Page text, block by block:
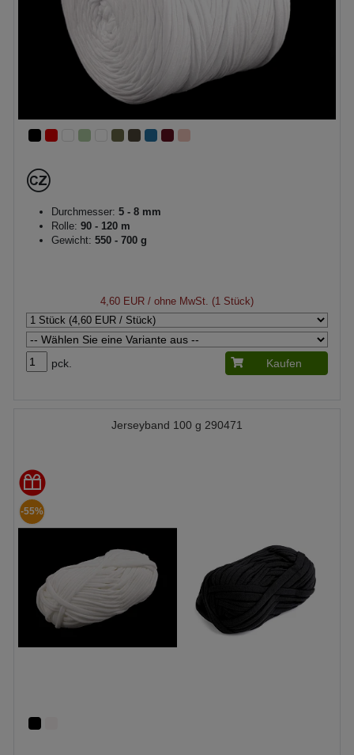
Durchmesser: 5 - 8 mm
Rolle: 90 - 120 m
Gewicht: 550 - 700 g
4,60 EUR / ohne MwSt. (1 Stück)
pck. Kaufen
Jerseyband 100 g 290471
-55%